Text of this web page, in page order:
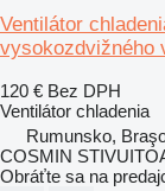
Ventilátor
vysokozdvižného
120 € Bez DPH
Ventilátor chladenia
Rumunsko,
COSMIN
Obráťte sa na